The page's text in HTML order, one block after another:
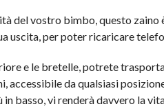
del vostro bimbo, questo
uscita, per poter ricaricare
e le bretelle, potrete
accessibile da qualsiasi
basso, vi renderà davvero la